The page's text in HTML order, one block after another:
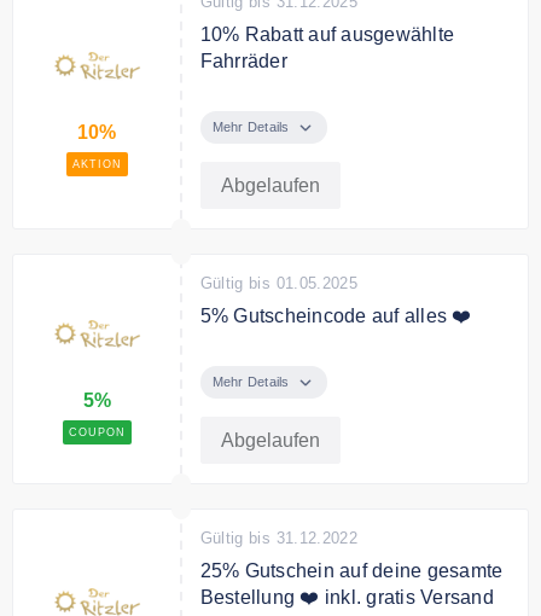
10%
AKTION
10% Rabatt auf ausgewählte
Fahrräder
Fahrräder
Mehr Details
Abgelaufen
5%
COUPON
Gültig bis 01.05.2025
5% Gutscheincode auf alles ❤️
einem Warenkorbwert von 80€
Mehr Details
Abgelaufen
Gültig bis 31.12.2022
25% Gutschein auf deine gesamte
Bestellung ❤️ inkl. gratis Versand